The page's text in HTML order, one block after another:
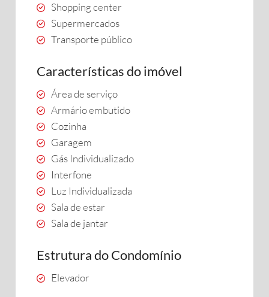
Shopping center
Supermercados
Transporte público
Características do imóvel
Área de serviço
Armário embutido
Cozinha
Garagem
Gás Individualizado
Interfone
Luz Individualizada
Sala de estar
Sala de jantar
Estrutura do Condomínio
Elevador